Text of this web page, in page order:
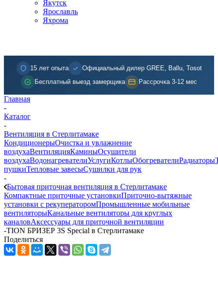
Якутск
Ярославль
Яхрома
15 лет опыта
Официальный дилер GREE, Ballu, Tosot
Бесплатный выезд замерщика
Рассрочка 3-12 мес
Главная
-
Каталог
-
Вентиляция в Стерлитамаке
КондиционерыОчистка и увлажнение
воздухаВентиляцияКаминыОсушители
воздухаВодонагревателиУслугиКотлыОбогревателиРадиаторы
пушкиТепловые завесыСушилки для рук
-
Бытовая приточная вентиляция в Стерлитамаке
Компактные приточные установкиПриточно-вытяжные
установки с рекуператоромПромышленные мобильные
вентиляторыКанальные вентиляторы для круглых
каналовАксессуары для приточной вентиляции
-TION БРИЗЕР 3S Special в Стерлитамаке
Поделиться